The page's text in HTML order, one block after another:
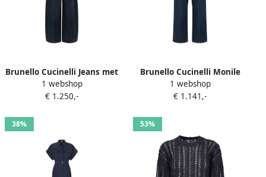
Brunello Cucinelli Jeans met
wijde pijpen en Monile-
detail Blauw
1 webshop
€ 1.250,-
Brunello Cucinelli Monile
stone-washed jeans Blauw
1 webshop
€ 1.141,-
38% 53%